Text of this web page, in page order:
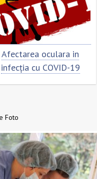
Afectarea oculara in
infecția cu COVID-19
Foto